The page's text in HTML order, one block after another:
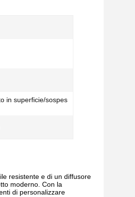
in superficie/sospes
resistente e di un diffusore
moderno. Con la
di personalizzare